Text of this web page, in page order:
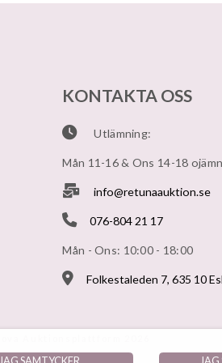
KONTAKTA OSS
Utlämning:
Mån 11-16 & Ons 14-18
info@retunaauktion.se
076-804 21 17
Mån - Ons: 10:00 - 18:00
Folkestaleden 7, 635 10
JAG SAMTYCKER